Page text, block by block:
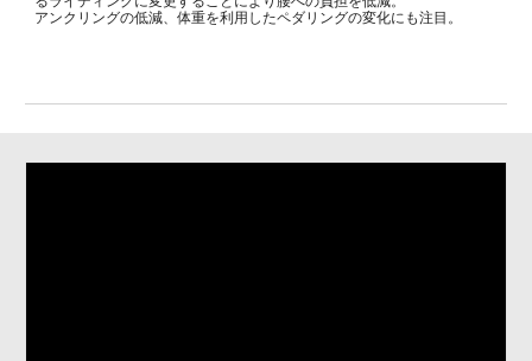
アンクリングの低減、体重を利用したペダリングの変化にも注目。